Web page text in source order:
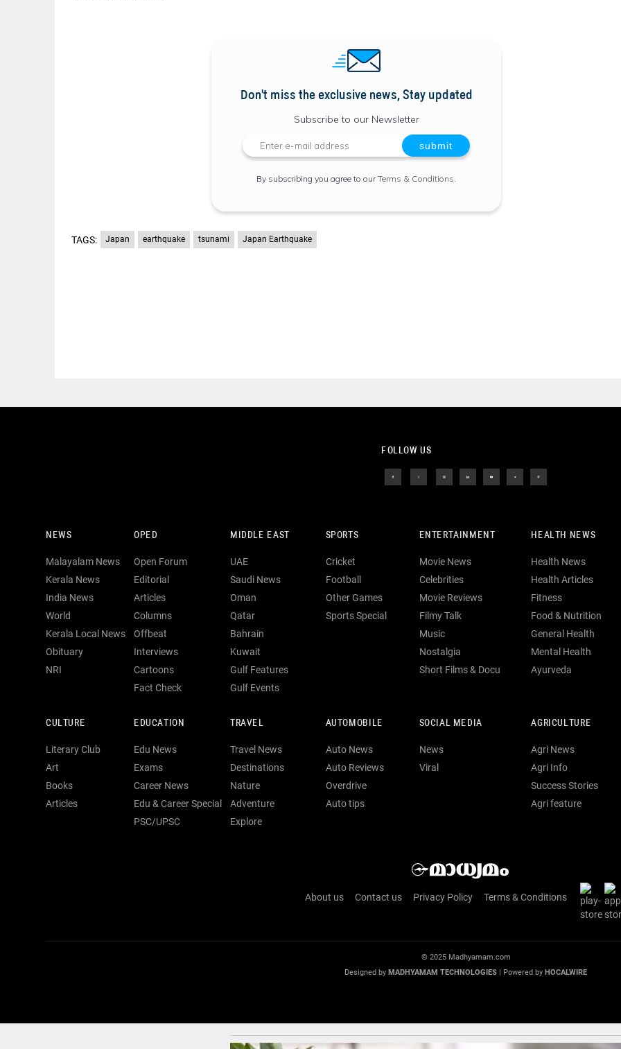
Don't miss the exclusive news, Stay updated
Subscribe to our Newsletter
By subscribing you agree to ourTerms & Conditions
TAGS: Japan earthquake tsunami Japan Earthquake
FOLLOW US
NEWS
Malayalam News
Kerala News
India News
World
Kerala Local News
Obituary
NRI
OPED
Open Forum
Editorial
Articles
Columns
Offbeat
Interviews
Cartoons
Fact Check
MIDDLE EAST
UAE
Saudi News
Oman
Qatar
Bahrain
Kuwait
Gulf Features
Gulf Events
SPORTS
Cricket
Football
Other Games
Sports Special
ENTERTAINMENT
Movie News
Celebrities
Movie Reviews
Filmy Talk
Music
Nostalgia
Short Films & Docu
HEALTH NEWS
Health News
Health Articles
Fitness
Food & Nutrition
General Health
Mental Health
Ayurveda
CULTURE
Literary Club
Art
Books
Articles
EDUCATION
Edu News
Exams
Career News
Edu & Career Special
PSC/UPSC
TRAVEL
Travel News
Destinations
Nature
Adventure
Explore
AUTOMOBILE
Auto News
Auto Reviews
Overdrive
Auto tips
SOCIAL MEDIA
News
Viral
AGRICULTURE
Agri News
Agri Info
Success Stories
Agri feature
About us Contact us Privacy Policy Terms & Conditions
© 2025 Madhyamam.com
Designed by MADHYAMAM TECHNOLOGIES | Powered by HOCALWIRE